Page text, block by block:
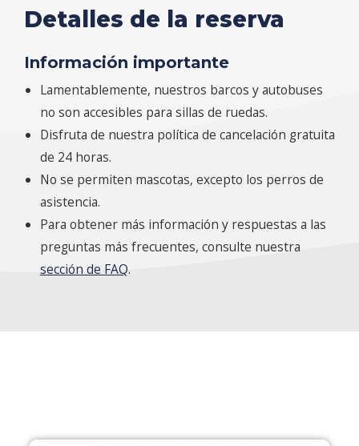
Detalles de la reserva
Información importante
Lamentablemente, nuestros barcos y autobuses
no son accesibles para sillas de ruedas.
Disfruta de nuestra política de cancelación gratuita
de 24 horas.
No se permiten mascotas, excepto los perros de
asistencia.
Para obtener más información y respuestas a las
preguntas más frecuentes, consulte nuestra
sección de FAQ.